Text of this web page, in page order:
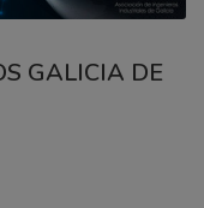
GALICIA DE